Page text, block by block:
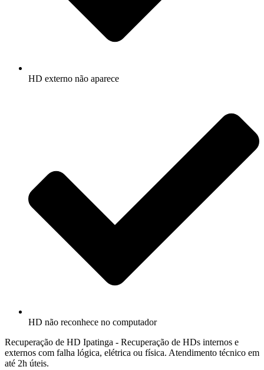
HD externo não aparece
HD não reconhece no computador
Recuperação de HD Ipatinga - Recuperação de HDs internos e
externos com falha lógica, elétrica ou física. Atendimento técnico em
até 2h úteis.